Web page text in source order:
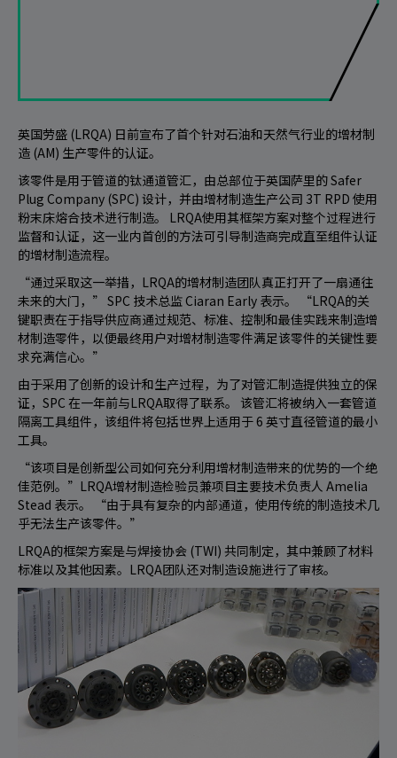
英国劳盛 (LRQA) 日前宣布了首个针对石油和天然气行业的增材制
造 (AM) 生产零件的认证。
该零件是用于管道的钛通道管汇，由总部位于英国萨里的 Safer
Plug Company (SPC) 设计，并由增材制造生产公司 3T RPD 使用
粉末床熔合技术进行制造。 LRQA使用其框架方案对整个过程进行
监督和认证，这一业内首创的方法可引导制造商完成直至组件认证
的增材制造流程。
“通过采取这一举措，LRQA的增材制造团队真正打开了一扇通往
未来的大门，” SPC 技术总监 Ciaran Early 表示。 “LRQA的关
键职责在于指导供应商通过规范、标准、控制和最佳实践来制造增
材制造零件，以便最终用户对增材制造零件满足该零件的关键性要
求充满信心。”
由于采用了创新的设计和生产过程，为了对管汇制造提供独立的保
证，SPC 在一年前与LRQA取得了联系。 该管汇将被纳入一套管道
隔离工具组件，该组件将包括世界上适用于 6 英寸直径管道的最小
工具。
“该项目是创新型公司如何充分利用增材制造带来的优势的一个绝
佳范例。”LRQA增材制造检验员兼项目主要技术负责人 Amelia
Stead 表示。 “由于具有复杂的内部通道，使用传统的制造技术几
乎无法生产该零件。”
LRQA的框架方案是与焊接协会 (TWI) 共同制定，其中兼顾了材料
标准以及其他因素。LRQA团队还对制造设施进行了审核。